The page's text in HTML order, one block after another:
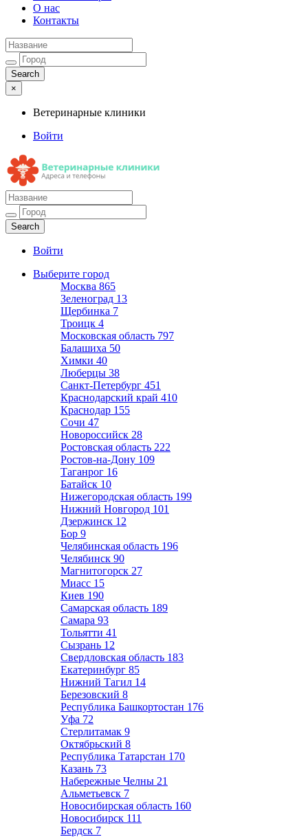
О нас
Контакты
×
Ветеринарные клиники
Войти
Ветеринарные клиники
Адреса и телефоны
Войти
Выберите город
Москва 865
Зеленоград 13
Щербинка 7
Троицк 4
Московская область 797
Балашиха 50
Химки 40
Люберцы 38
Санкт-Петербург 451
Краснодарский край 410
Краснодар 155
Сочи 47
Новороссийск 28
Ростовская область 222
Ростов-на-Дону 109
Таганрог 16
Батайск 10
Нижегородская область 199
Нижний Новгород 101
Дзержинск 12
Бор 9
Челябинская область 196
Челябинск 90
Магнитогорск 27
Миасс 15
Киев 190
Самарская область 189
Самара 93
Тольятти 41
Сызрань 12
Свердловская область 183
Екатеринбург 85
Нижний Тагил 14
Березовский 8
Республика Башкортостан 176
Уфа 72
Стерлитамак 9
Октябрьский 8
Республика Татарстан 170
Казань 73
Набережные Челны 21
Альметьевск 7
Новосибирская область 160
Новосибирск 111
Бердск 7